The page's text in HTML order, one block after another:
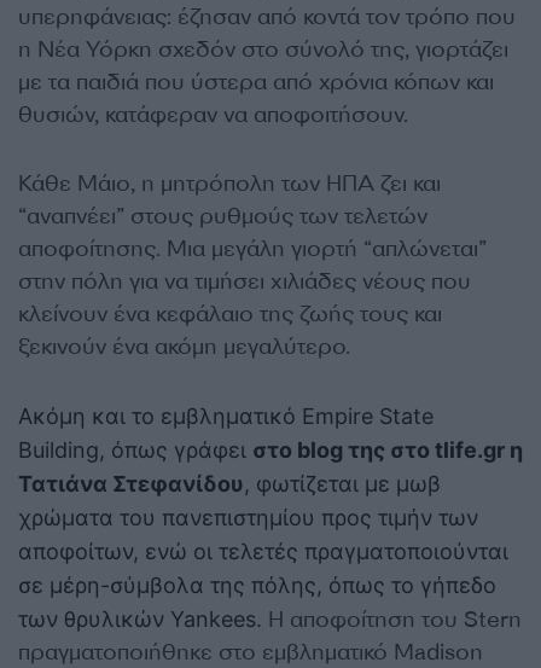
υπερηφάνειας: έζησαν από κοντά τον τρόπο που
η Νέα Υόρκη σχεδόν στο σύνολό της, γιορτάζει
με τα παιδιά που ύστερα από χρόνια κόπων και
θυσιών, κατάφεραν να αποφοιτήσουν.
Κάθε Μάιο, η μητρόπολη των ΗΠΑ ζει και
“αναπνέει” στους ρυθμούς των τελετών
αποφοίτησης. Μια μεγάλη γιορτή “απλώνεται”
στην πόλη για να τιμήσει χιλιάδες νέους που
κλείνουν ένα κεφάλαιο της ζωής τους και
ξεκινούν ένα ακόμη μεγαλύτερο.
Ακόμη και το εμβληματικό Empire State
Building, όπως γράφει στο blog της στο tlife.gr η
Τατιάνα Στεφανίδου, φωτίζεται με μωβ
χρώματα του πανεπιστημίου προς τιμήν των
αποφοίτων, ενώ οι τελετές πραγματοποιούνται
σε μέρη-σύμβολα της πόλης, όπως το γήπεδο
των θρυλικών Yankees. Η αποφοίτηση του Stern
πραγματοποιήθηκε στο εμβληματικό Madison